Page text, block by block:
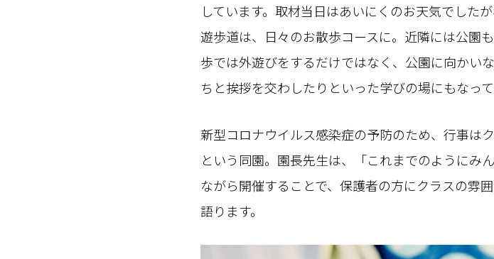
しています。取材当日はあいにくのお天気でした
遊歩道は、日々のお散歩コースに。近隣には公園
歩では外遊びをするだけではなく、公園に向かい
ちと挨拶を交わしたりといった学びの場にもなって
新型コロナウイルス感染症の予防のため、行事は
という同園。園長先生は、「これまでのようにみ
ながら開催することで、保護者の方にクラスの雰
語ります。